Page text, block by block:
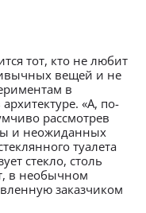
тот, кто не любит
вещей и не
в
«А, по-
рассмотрев
и неожиданных
туалета
стекло, столь
в необычном
заказчиком